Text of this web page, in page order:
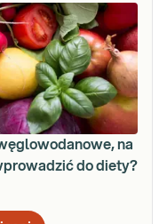
na
do diety?